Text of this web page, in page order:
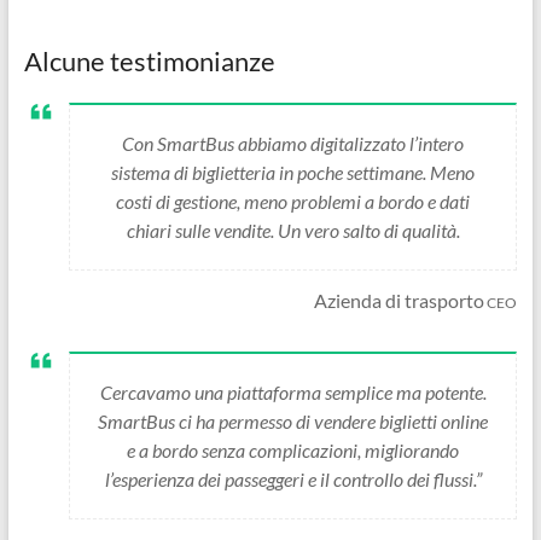
Alcune testimonianze
Con SmartBus abbiamo digitalizzato l’intero
sistema di biglietteria in poche settimane. Meno
costi di gestione, meno problemi a bordo e dati
chiari sulle vendite. Un vero salto di qualità.
Azienda di trasportoCEO
Cercavamo una piattaforma semplice ma potente.
SmartBus ci ha permesso di vendere biglietti online
e a bordo senza complicazioni, migliorando
l’esperienza dei passeggeri e il controllo dei flussi.”